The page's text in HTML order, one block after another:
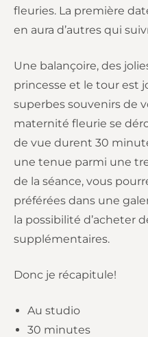
fleuries. La première
en aura d’autres qui
Une balançoire, des
princesse et le tour est
superbes souvenirs de
maternité fleurie se
de vue durent 30
une tenue parmi une
de la séance, vous
préférées dans une
la possibilité d’acheter
supplémentaires.
Donc je récapitule!
Au studio
30 minutes